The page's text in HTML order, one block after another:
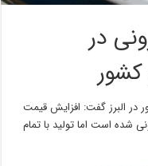
در
کشور
در البرز گفت: افزایش قیمت
شده است اما تولید با تمام